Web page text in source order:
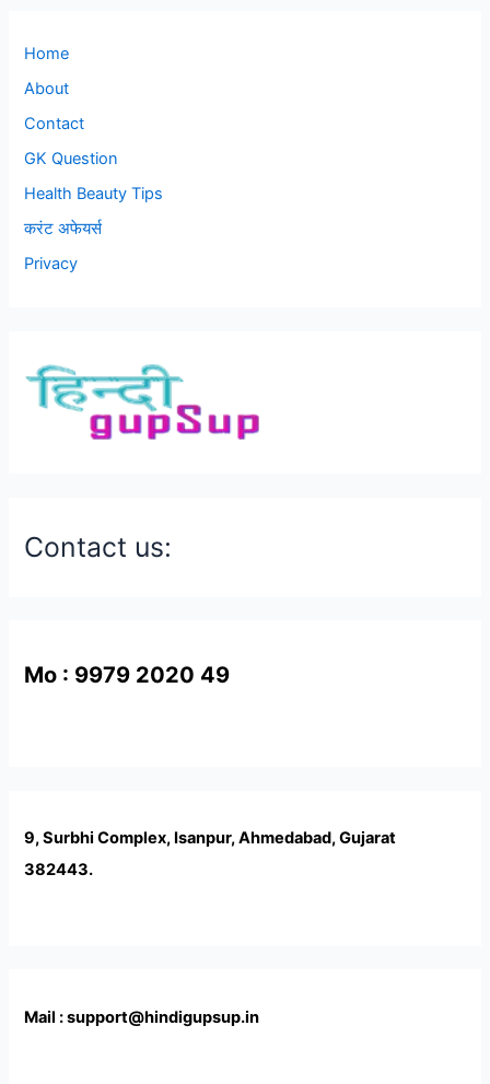
Home
About
Contact
GK Question
Health Beauty Tips
करंट अफेयर्स
Privacy
Contact us:
Mo : 9979 2020 49
9, Surbhi Complex, Isanpur, Ahmedabad, Gujarat
382443.
Mail : support@hindigupsup.in